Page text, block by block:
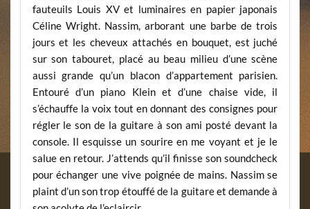
fauteuils Louis XV et luminaires en papier japonais
Céline Wright. Nassim, arborant une barbe de trois
jours et les cheveux attachés en bouquet, est juché
sur son tabouret, placé au beau milieu d’une scène
aussi grande qu’un blacon d’appartement parisien.
Entouré d’un piano Klein et d’une chaise vide, il
s’échauffe la voix tout en donnant des consignes pour
régler le son de la guitare à son ami posté devant la
console. Il esquisse un sourire en me voyant et je le
salue en retour. J’attends qu’il finisse son soundcheck
pour échanger une vive poignée de mains. Nassim se
plaint d’un son trop étouffé de la guitare et demande à